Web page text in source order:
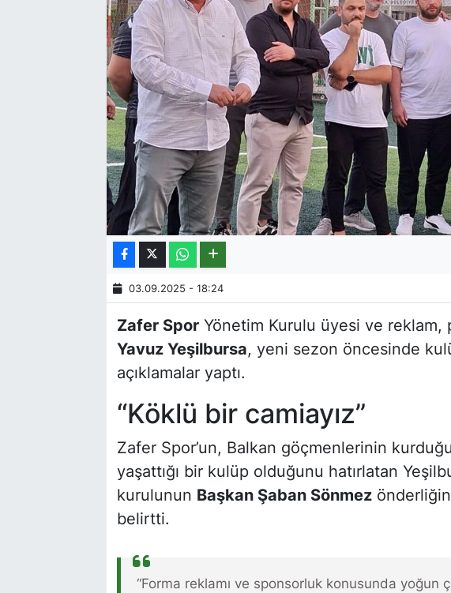
03.09.2025 - 18:24
Zafer SporYönetim Kurulu üyesi ve reklam,
Yavuz Yeşilbursa, yeni sezon öncesinde
açıklamalar yaptı.
“Köklü bir camiayız”
Zafer Spor’un, Balkan göçmenlerinin
yaşattığı bir kulüp olduğunu hatırlatan
kurulunun Başkan Şaban Sönmez
belirtti.
“Forma reklamı ve sponsorluk konusunda yoğun